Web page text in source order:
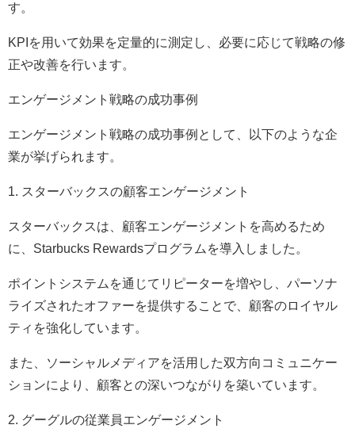
す。
KPIを用いて効果を定量的に測定し、必要に応じて戦略の修
正や改善を行います。
エンゲージメント戦略の成功事例
エンゲージメント戦略の成功事例として、以下のような企
業が挙げられます。
1. スターバックスの顧客エンゲージメント
スターバックスは、顧客エンゲージメントを高めるため
に、Starbucks Rewardsプログラムを導入しました。
ポイントシステムを通じてリピーターを増やし、パーソナ
ライズされたオファーを提供することで、顧客のロイヤル
ティを強化しています。
また、ソーシャルメディアを活用した双方向コミュニケー
ションにより、顧客との深いつながりを築いています。
2. グーグルの従業員エンゲージメント